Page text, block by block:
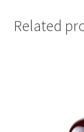
Prirodni
Related